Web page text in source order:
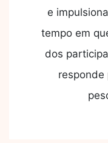
e
tempo em
dos
responde